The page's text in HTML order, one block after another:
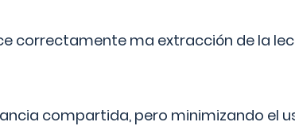
correctamente ma extracción de la
compartida, pero minimizando el